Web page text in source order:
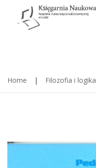
Home | Filozofia i logika